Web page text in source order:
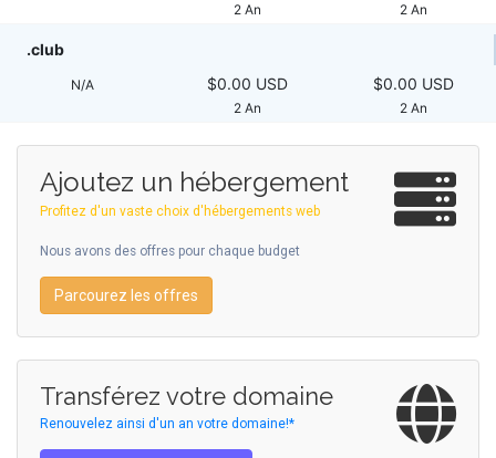
2 An 2 An
.club
N/A $0.00 USD
2 An
$0.00 USD
2 An
Ajoutez un hébergement
Profitez d'un vaste choix d'hébergements web
Nous avons des offres pour chaque budget
Parcourez les offres
Transférez votre domaine
Renouvelez ainsi d'un an votre domaine!*